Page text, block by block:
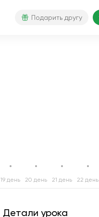
Подарить другу
19 день 20 день 21 день 22 день
Детали урока